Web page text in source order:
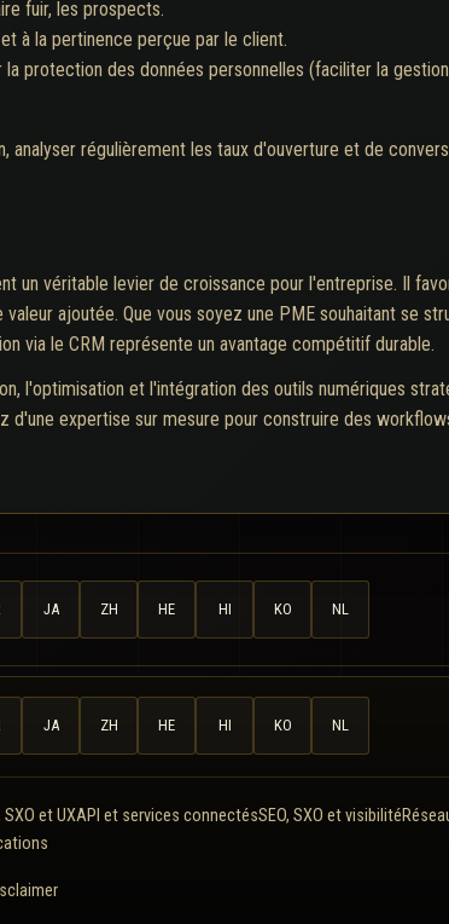
fuir, les prospects.
à la pertinence perçue par le client.
protection des données personnelles (faciliter la gestion
analyser régulièrement les taux d'ouverture et de
un véritable levier de croissance pour l'entreprise. Il
ajoutée. Que vous soyez une PME souhaitant se
via le CRM représente un avantage compétitif durable.
l'optimisation et l'intégration des outils numériques
expertise sur mesure pour construire des
JA ZH HE HI KO NL
JA ZH HE HI KO NL
et UXAPI et services connectésSEO, SXO et visibilité